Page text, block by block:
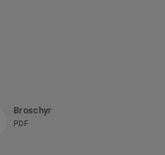
Broschyr
PDF